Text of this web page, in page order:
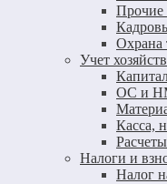
Прочие
Охрана
Учет
ОС и
Касса,
Налоги и
Налог